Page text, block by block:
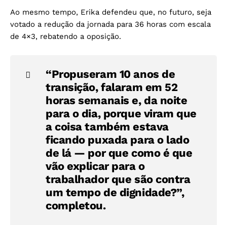
Ao mesmo tempo, Erika defendeu que, no futuro, seja
votado a redução da jornada para 36 horas com escala
de 4×3, rebatendo a oposição.
“Propuseram 10 anos de
transição, falaram em 52
horas semanais e, da noite
para o dia, porque viram que
a coisa também estava
ficando puxada para o lado
de lá — por que como é que
vão explicar para o
trabalhador que são contra
um tempo de dignidade?”,
completou.